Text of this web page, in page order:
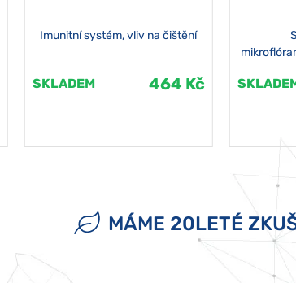
Imunitní systém, vliv na čištění
SKLADEM 464 Kč
MÁME 20LETÉ